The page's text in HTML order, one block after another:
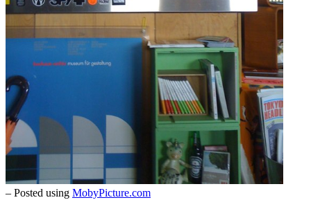
– Posted using MobyPicture.com